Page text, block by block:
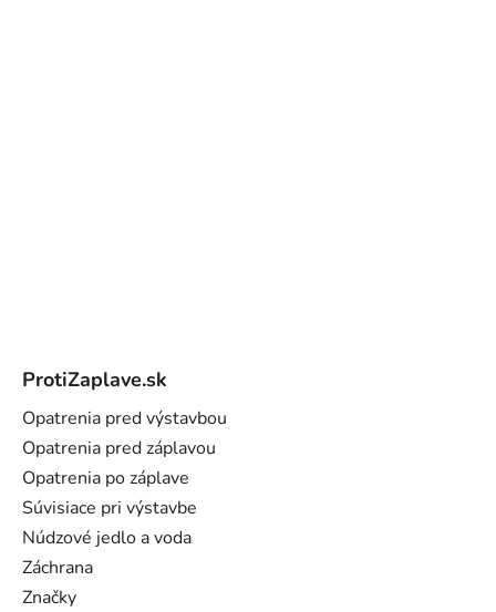
ProtiZaplave.sk
Opatrenia pred výstavbou
Opatrenia pred záplavou
Opatrenia po záplave
Súvisiace pri výstavbe
Núdzové jedlo a voda
Záchrana
Značky